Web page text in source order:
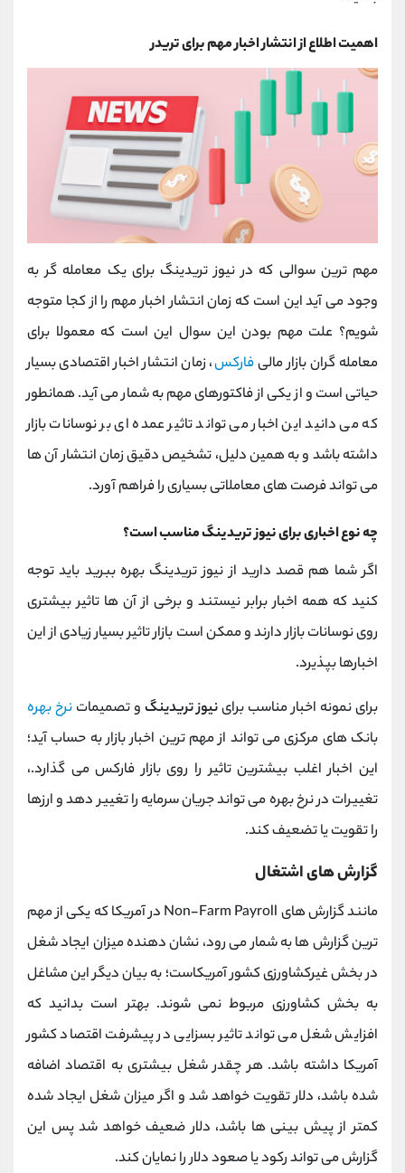
اهمیت اطلاع از انتشار اخبار مهم برای تریدر
مهم ترین سوالی که در نیوز تریدینگ برای یک معامله گر به
وجود می آید این است که زمان انتشار اخبار مهم را از کجا متوجه
شویم؟ علت مهم بودن این سوال این است که معمولا برای
معامله‌ گران بازار مالیفارکس، زمان انتشار اخبار اقتصادی بسیار
حیاتی است و از یکی از فاکتورهای مهم به شمار می آید. همانطور
که می دانید این اخبار می ‌تواند تاثیر عمده ‌ای بر نوسانات بازار
داشته باشد و به همین دلیل، تشخیص دقیق زمان انتشار آن ‌ها
می‌ تواند فرصت‌ های معاملاتی بسیاری را فراهم آورد.
چه نوع اخباری برای نیوز تریدینگ مناسب است؟
اگر شما هم قصد دارید از نیوز تریدینگ بهره ببرید باید توجه
کنید که همه اخبار برابر نیستند و برخی از آن‌ ها تاثیر بیشتری
روی نوسانات بازار دارند و ممکن است بازار تاثیر بسیار زیادی از این
اخبارها بپذیرد.
برای نمونه اخبار مناسب براینیوز تریدینگ و تصمیمات نرخ بهره
بانک‌ های مرکزی می تواند از مهم ترین اخبار بازار به حساب آید؛
این اخبار اغلب بیشترین تاثیر را روی بازار فارکس می گذارد.،
تغییرات در نرخ بهره می ‌تواند جریان سرمایه را تغییر دهد و ارزها
را تقویت یا تضعیف کند.
گزارش‌ های اشتغال
مانند گزارش‌ های Non-Farm Payroll در آمریکا که یکی از مهم
ترین گزارش ها به شمار می رود، نشان‌ دهنده میزان ایجاد شغل
در بخش غیرکشاورزی کشور آمریکاست؛ به بیان دیگر این مشاغل
به بخش کشاورزی مربوط نمی شوند. بهتر است بدانید که
افزایش شغل می تواند تاثیر بسزایی در پیشرفت اقتصاد کشور
آمریکا داشته باشد. هر چقدر شغل بیشتری به اقتصاد اضافه
شده باشد، دلار تقویت خواهد شد و اگر میزان شغل ایجاد شده
کمتر از پیش بینی ها باشد، دلار ضعیف خواهد شد پس این
گزارش می تواند رکود یا صعود دلار را نمایان کند.